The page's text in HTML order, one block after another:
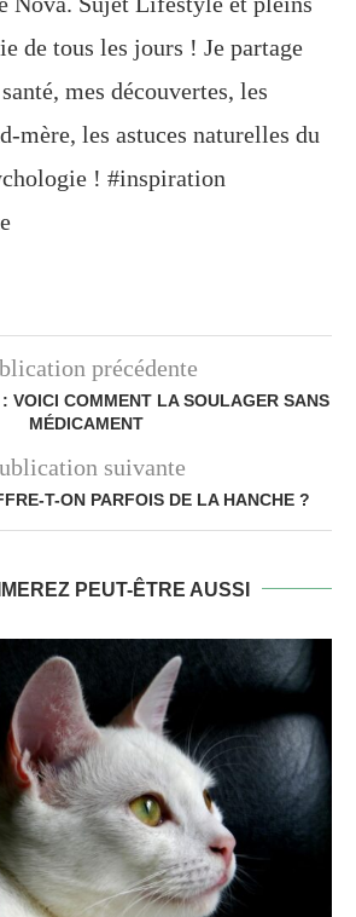
de tous les jours ! Je partage
mes découvertes, les
mère, les astuces naturelles du
! #inspiration
précédente
VOICI COMMENT LA SOULAGER SANS
MÉDICAMENT
suivante
T-ON PARFOIS DE LA HANCHE ?
PEUT-ÊTRE AUSSI